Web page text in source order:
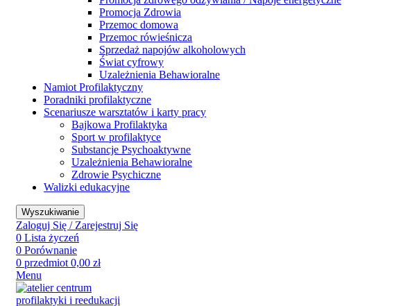
Promocja Zdrowia
Przemoc domowa
Przemoc rówieśnicza
Sprzedaż napojów alkoholowych
Świat cyfrowy
Uzależnienia Behawioralne
Namiot Profilaktyczny
Poradniki profilaktyczne
Scenariusze warsztatów i karty pracy
Bajkowa Profilaktyka
Sport w profilaktyce
Substancje Psychoaktywne
Uzależnienia Behawioralne
Zdrowie Psychiczne
Walizki edukacyjne
Wyszukiwanie
Zaloguj Się / Zarejestruj Się
0 Lista życzeń
0 Porównanie
0 przedmiot 0,00 zł
Menu